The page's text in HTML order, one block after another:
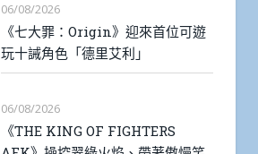
06/08/2026
《七大罪：Origin》迎來首位可遊
玩十誡角色「德里艾利」
06/08/2026
《THE KING OF FIGHTERS